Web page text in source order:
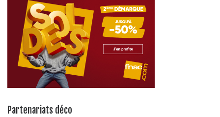
Partenariats déco